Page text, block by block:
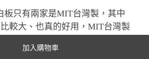
加入購物車
板只有兩家是MIT台灣製，其中
較大、也真的好用，MIT台灣製